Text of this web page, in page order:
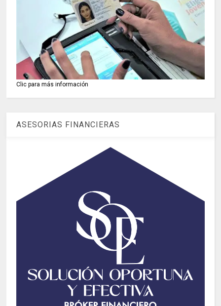
Clic para más información
ASESORIAS FINANCIERAS